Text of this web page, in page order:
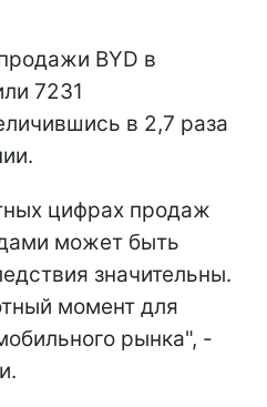
BYD в
7231
в 2,7 раза
цифрах продаж
может быть
значительны.
момент для
рынка", -